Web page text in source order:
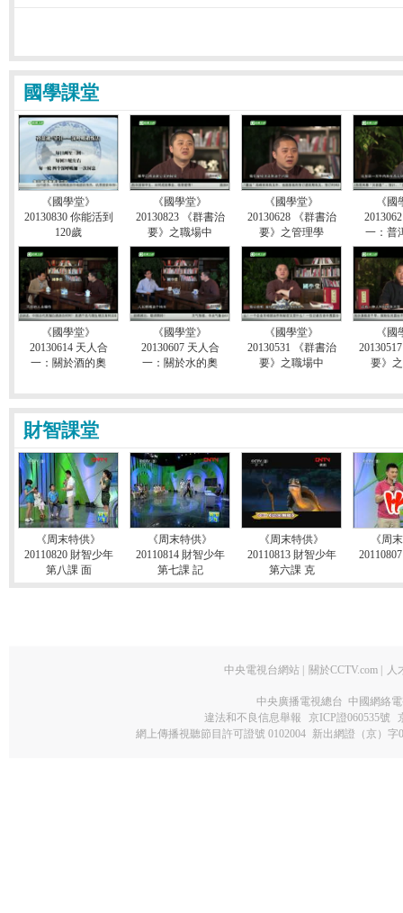
國學課堂
《國學堂》
20130830 你能活到
120歲
《國學堂》
20130823 《群書治
要》之職場中
《國學堂》
20130628 《群書治
要》之管理學
《
一：普
《國學堂》
20130614 天人合
一：關於酒的奧
《國學堂》
20130607 天人合
一：關於水的奧
《國學堂》
20130531 《群書治
要》之職場中
《
要》
財智課堂
《周末特供》
20110820 財智少年
第八課 面
《周末特供》
20110814 財智少年
第七課 記
《周末特供》
20110813 財智少年
第六課 克
《周
中央電視台網站 關於CCTV.com 人
中央廣播電視總台 中國網絡
違法和不良信息舉報
京ICP證060535號
網上傳播視聽節目許可證號 0102004 新出網證（京）